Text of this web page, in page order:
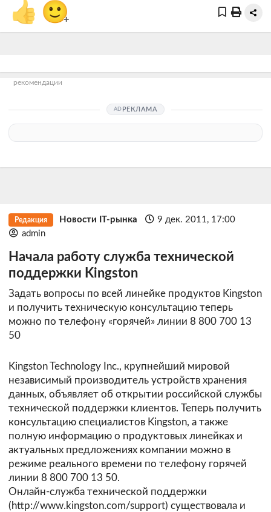
👍 🙂+
рекомендации
РЕКЛАМА
Редакция Новости IT-рынка
9 дек. 2011, 17:00
admin
Начала работу служба технической
поддержки Kingston
Задать вопросы по всей линейке продуктов Kingston
и получить техническую консультацию теперь
можно по телефону «горячей» линии 8 800 700 13
50
Kingston Technology Inc., крупнейший мировой
независимый производитель устройств хранения
данных, объявляет об открытии российской службы
технической поддержки клиентов. Теперь получить
консультацию специалистов Kingston, а также
полную информацию о продуктовых линейках и
актуальных предложениях компании можно в
режиме реального времени по телефону горячей
линии 8 800 700 13 50.
Онлайн-служба технической поддержки
(http://www.kingston.com/support) существовала и